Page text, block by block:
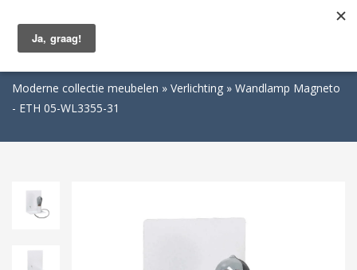
Moderne collectie meubelen Verlichting
Wandlamp Magneto
- ETH 05-WL3355-31